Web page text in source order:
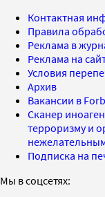
Контактная
Правила
Реклама в
Реклама на
Условия
Архив
Вакансии в
Сканер
терроризму и
Подписка на
Мы в соцсетях: